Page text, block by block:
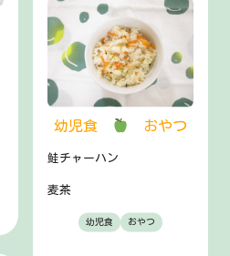
幼児食 おやつ
鮭チャーハン
麦茶
幼児食 おやつ